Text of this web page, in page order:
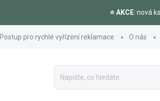
⭐ AKCE: nová
Postup pro rychlé vyřízení reklamace O nás